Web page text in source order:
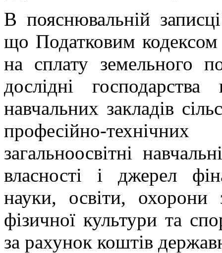
В пояснювальній
що Податковим
на сплату земельного
дослідні
навчальних закладів
професійно-
загальноосвітні
власності і джерел
науки, освіти, охорони
фізичної культури та
за рахунок коштів